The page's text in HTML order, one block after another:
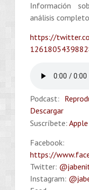
Información
análisis
https://
Podcast:
Descargar
Suscríbete:
Facebook:
https://
Twitter:
Instagram: